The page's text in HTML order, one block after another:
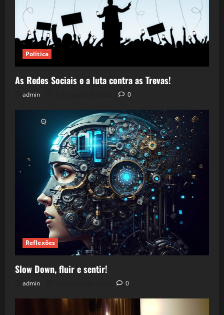
Política
As Redes Sociais e a luta contra as Trevas!
admin 0
Reflexões
Slow Down, fluir e sentir!
admin 0